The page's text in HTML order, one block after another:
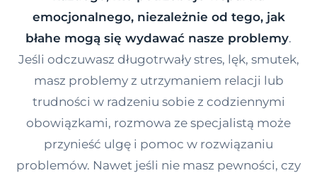
Kontakt
Dołącz do portalu
emocjonalnego, niezależnie od tego, jak
błahe mogą się wydawać nasze problemy.
Jeśli odczuwasz długotrwały stres, lęk, smutek,
masz problemy z utrzymaniem relacji lub
trudności w radzeniu sobie z codziennymi
obowiązkami, rozmowa ze specjalistą może
przynieść ulgę i pomoc w rozwiązaniu
problemów. Nawet jeśli nie masz pewności, czy